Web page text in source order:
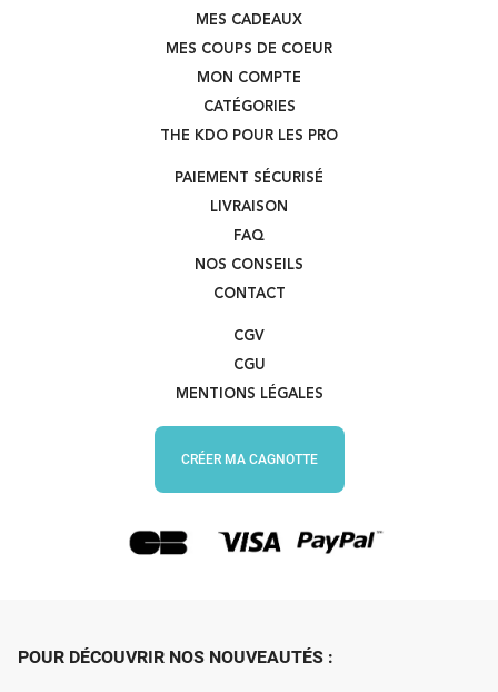
MES CADEAUX
MES COUPS DE COEUR
MON COMPTE
CATÉGORIES
THE KDO POUR LES PRO
PAIEMENT SÉCURISÉ
LIVRAISON
FAQ
NOS CONSEILS
CONTACT
CGV
CGU
MENTIONS LÉGALES
CRÉER MA CAGNOTTE
POUR DÉCOUVRIR NOS NOUVEAUTÉS :